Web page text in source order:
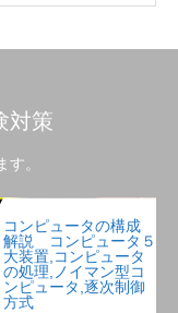
対策
。
コンピュータの構成
解説 コンピュータ５
大装置,コンピュータ
の処理,ノイマン型コ
ンピュータ,逐次制御
方式